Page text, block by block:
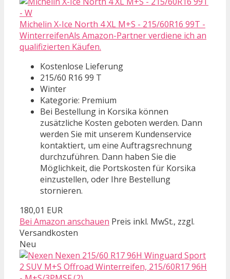
Michelin X-Ice North 4 XL M+S - 215/60R16 99T -
WinterreifenAls Amazon-Partner verdiene ich an
qualifizierten Käufen.
Kostenlose Lieferung
215/60 R16 99 T
Winter
Kategorie: Premium
Bei Bestellung in Korsika können
zusätzliche Kosten geboten werden. Dann
werden Sie mit unserem Kundenservice
kontaktiert, um eine Auftragsrechnung
durchzuführen. Dann haben Sie die
Möglichkeit, die Portskosten für Korsika
einzustellen, oder Ihre Bestellung
stornieren.
180,01 EUR
Bei Amazon anschauen Preis inkl. MwSt., zzgl.
Versandkosten
Neu